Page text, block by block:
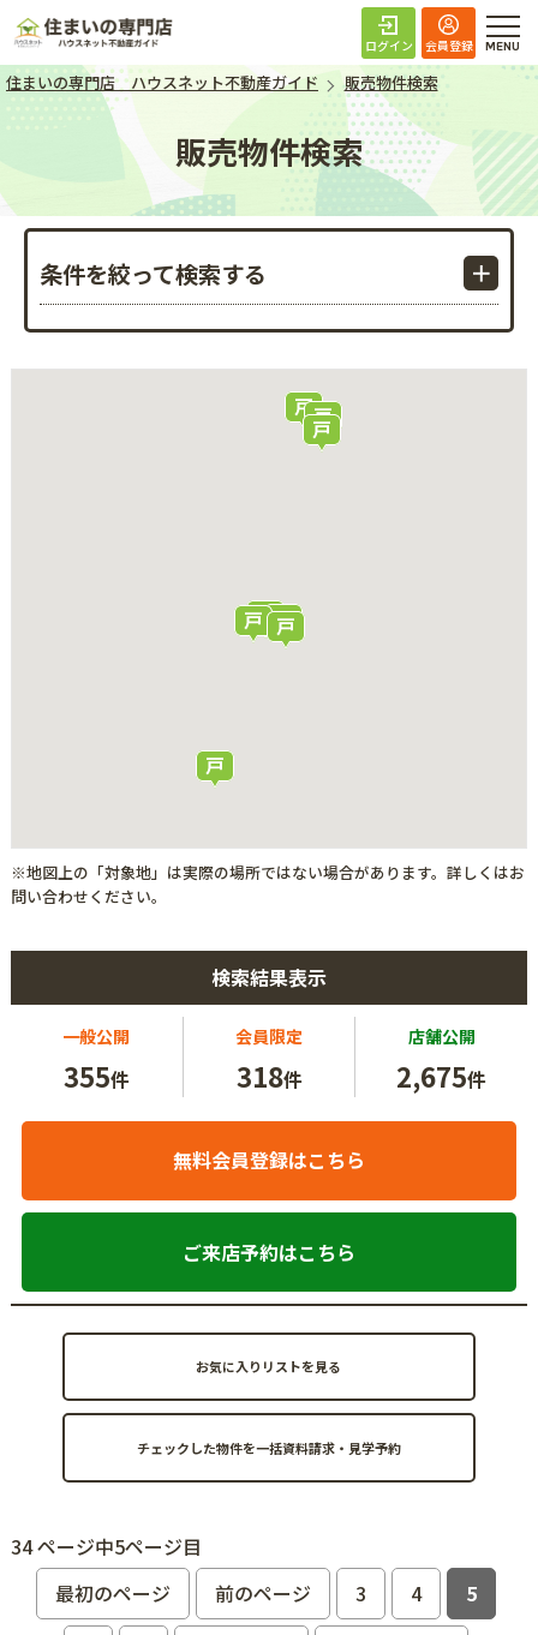
住まいの専門店 ハ
ログイン 会員登録
住まいの専門店 ハウスネット不動産ガイド 販売物件検索
販売物件検索
条件を絞って検索する
※地図上の「対象地」は実際の場所ではない場合があります。詳しくはお
問い合わせください。
検索結果表示
一般公開
355件
会員限定
318件
店舗公開
2,675件
無料会員登録はこちら
ご来店予約はこちら
お気に入りリストを見る
34 ページ中5ページ目
最初のページ
前のページ 3 4
5